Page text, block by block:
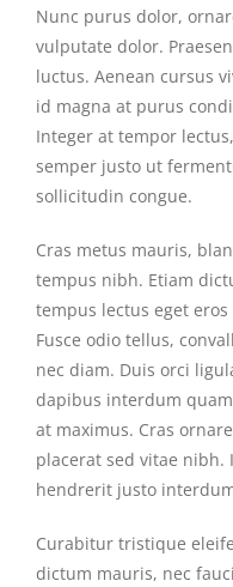
Nunc purus dolor,
vulputate dolor.
luctus. Aenean cursus
id magna at purus
Integer at tempor
semper justo ut
sollicitudin congue.
Cras metus mauris,
tempus nibh. Etiam
tempus lectus eget
Fusce odio tellus,
nec diam. Duis orci
dapibus interdum
at maximus. Cras
placerat sed vitae nibh.
hendrerit justo
Curabitur tristique
dictum mauris, nec